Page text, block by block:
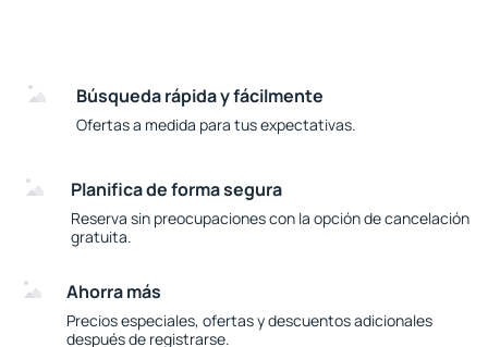
Búsqueda rápida y fácilmente
Ofertas a medida para tus expectativas.
Planifica de forma segura
Reserva sin preocupaciones con la opción de cancelación
gratuita.
Ahorra más
Precios especiales, ofertas y descuentos adicionales
después de registrarse.